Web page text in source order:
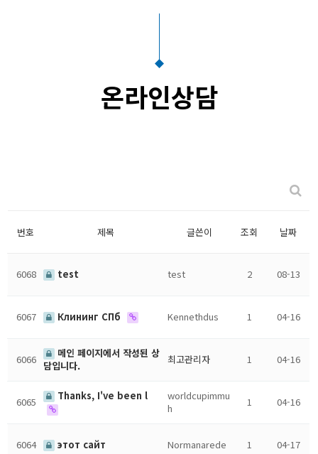
온라인상담
번호 제목 글쓴이 조회 날짜
6068 test test 2 08-13
6067 Клининг СПб Kennethdus 1 04-16
6066
메인 페이지에서 작성된 상
담입니다.
최고관리자 1 04-16
6065 Thanks, I've been l
worldcupimmu
h
1 04-16
6064 этот сайт Normanarede 1 04-17